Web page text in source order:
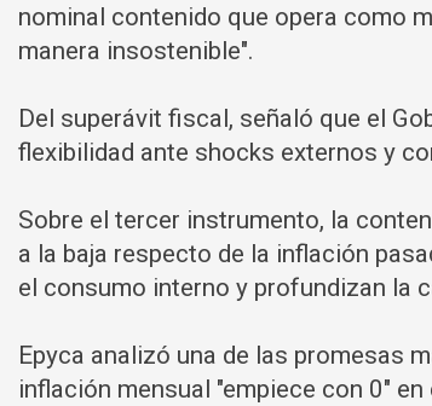
nominal contenido que opera como
manera insostenible".
Del superávit fiscal, señaló que el
flexibilidad ante shocks externos y
Sobre el tercer instrumento, la
a la baja respecto de la inflación
el consumo interno y profundizan la
Epyca analizó una de las promesas
inflación mensual "empiece con 0"